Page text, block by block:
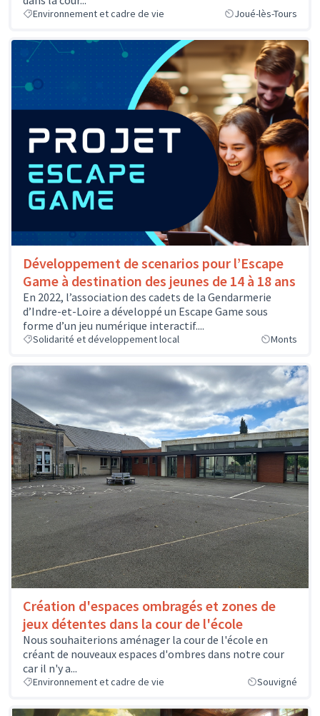
Environnement et cadre de vie Joué-lès-Tours
Développement de scenarios pour l’Escape
Game à destination des jeunes de 14 à 18 ans
En 2022, l’association des cadets de la Gendarmerie
d’Indre-et-Loire a développé un Escape Game sous
forme d’un jeu numérique interactif....
Solidarité et développement local Monts
Création d'espaces ombragés et zones de
jeux détentes dans la cour de l'école
Nous souhaiterions aménager la cour de l'école en
créant de nouveaux espaces d'ombres dans notre cour
car il n'y a...
Environnement et cadre de vie Souvigné